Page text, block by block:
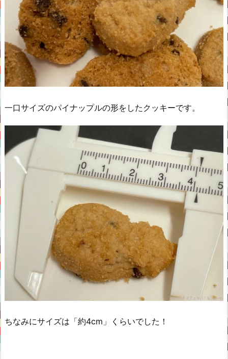
一口サイズのパイナップルの形をしたクッキーです。
ちなみにサイズは「約4cm」くらいでした！